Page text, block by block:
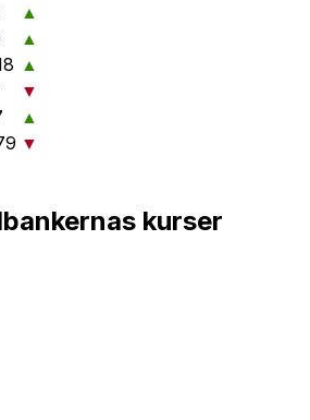
▲
▲
▲
▼
▲
▼
kurser